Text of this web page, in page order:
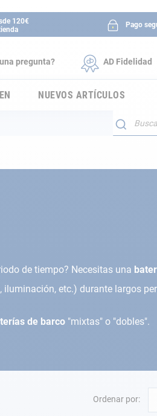
120€
Pago
pregunta? AD Fidelidad
NUEVOS ARTÍCULOS
Buscar
de tiempo? Necesitas una
etc.) durante largos
de barco "mixtas" o "dobles".
Ordenar por: